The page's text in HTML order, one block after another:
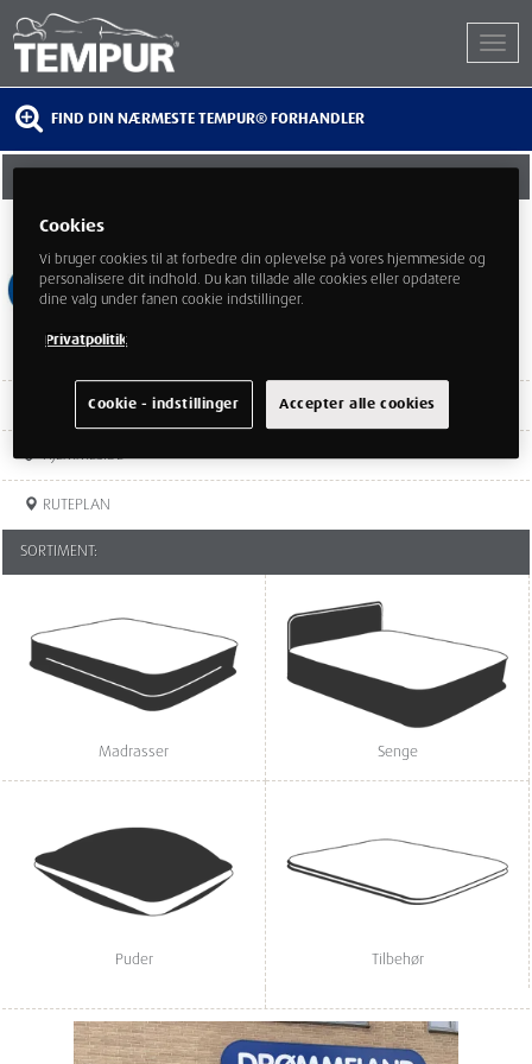
FIND DIN NÆRMESTE TEMPUR® FORHANDLER
2700
36934545
HJEMMESIDE
RUTEPLAN
SORTIMENT:
Madrasser Senge
Puder Tilbehør
Cookies
Vi bruger cookies til at forbedre din oplevelse på vores hjemmeside og
personalisere dit indhold. Du kan tillade alle cookies eller opdatere
dine valg under fanen cookie indstillinger.
Privatpolitik
Accepter alle cookies
Cookie - indstillinger